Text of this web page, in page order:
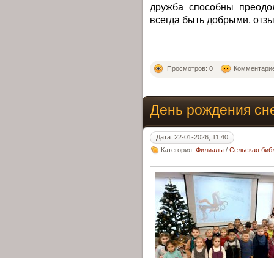
дружба способны
всегда быть добрыми,
Просмотров: 0
День рождения
Дата: 22-01-2026, 11:40
Категория: Филиалы / Сельская